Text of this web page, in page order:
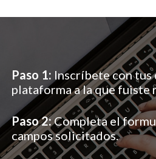
Paso 1: Inscríbete con tus
plataforma a la que
Paso 2:Completa el
campos solicitados.